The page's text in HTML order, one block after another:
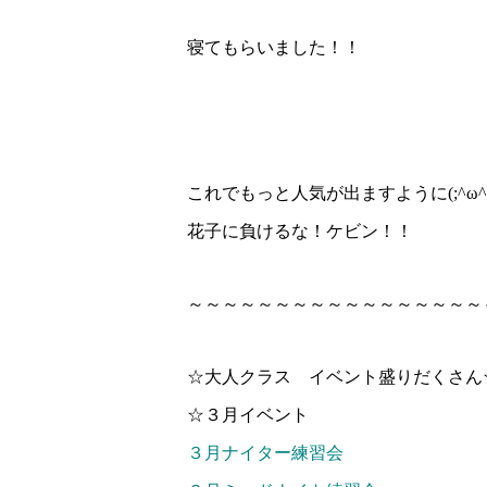
寝てもらいました！！
これでもっと人気が出ますように
花子に負けるな！ケビン！！
～～～～～～～～～～～～～～～～～
☆大人クラス イベント盛りだくさ
☆３月イベント
３月ナイター練習会